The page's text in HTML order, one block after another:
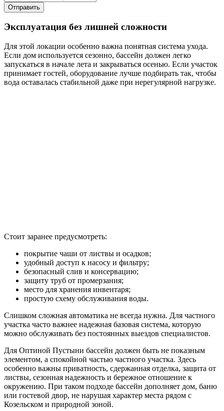
Отправить
Эксплуатация без лишней сложности
Для этой локации особенно важна понятная система ухода.
Если дом используется сезонно, бассейн должен легко
запускаться в начале лета и закрываться осенью. Если участок
принимает гостей, оборудование лучше подбирать так, чтобы
вода оставалась стабильной даже при нерегулярной нагрузке.
Стоит заранее предусмотреть:
покрытие чаши от листвы и осадков;
удобный доступ к насосу и фильтру;
безопасный слив и консервацию;
защиту труб от промерзания;
место для хранения инвентаря;
простую схему обслуживания воды.
Слишком сложная автоматика не всегда нужна. Для частного
участка часто важнее надежная базовая система, которую
можно обслуживать без постоянных выездов специалистов.
Для Оптиной Пустыни бассейн должен быть не показным
элементом, а спокойной частью частного участка. Здесь
особенно важны приватность, сдержанная отделка, защита от
листвы, сезонная надежность и бережное отношение к
окружению. При таком подходе бассейн дополняет дом, баню
или гостевой двор, не нарушая характер места рядом с
Козельском и природной зоной.